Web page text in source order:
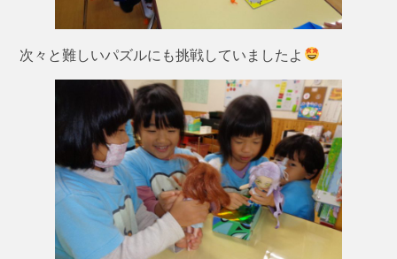
次々と難しいパズルにも挑戦していましたよ